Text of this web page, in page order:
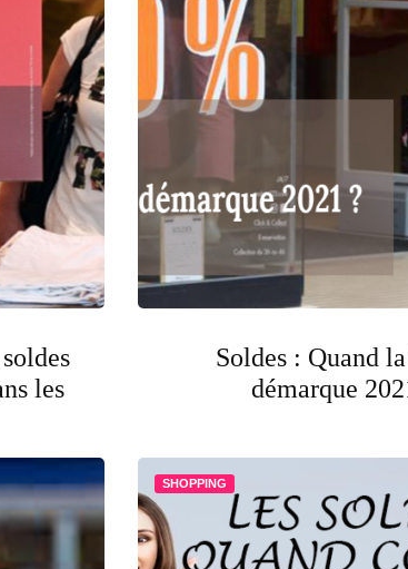
les
Soldes : Quand
démarque
SHOPPING